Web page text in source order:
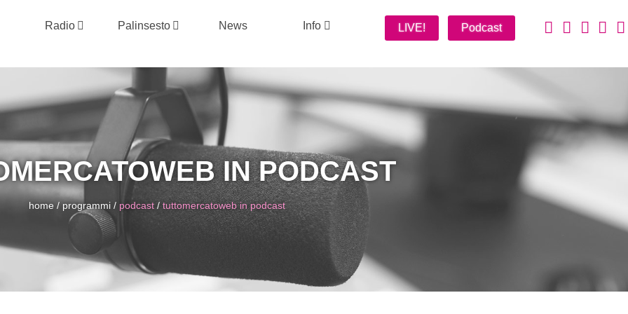
Radio Palinsesto News Info LIVE! Podcast
IN PODCAST
home /programmi / podcast / tuttomercatoweb in podcast